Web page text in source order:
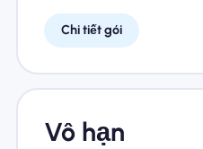
Chi tiết gói
Vô hạn